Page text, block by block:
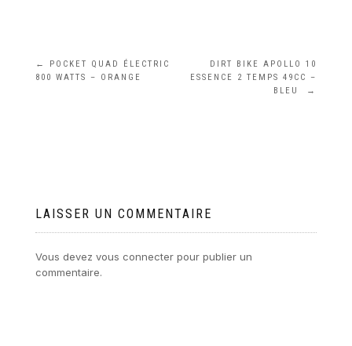
←
POCKET QUAD ÉLECTRIC
800 WATTS – ORANGE
DIRT BIKE APOLLO 10
ESSENCE 2 TEMPS 49CC –
BLEU
→
LAISSER UN COMMENTAIRE
Vous devez vous connecterpour publier un
commentaire.